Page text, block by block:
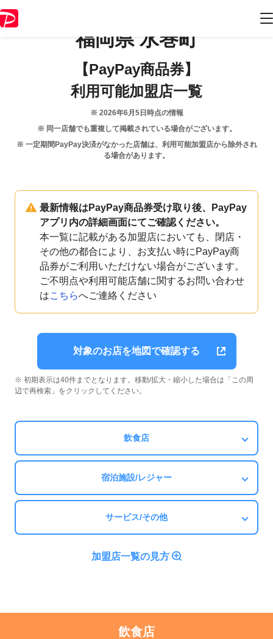
福岡県 水巻町
【PayPay商品券】
利用可能加盟店一覧
※ 2026年6月5日 時点の情報
※ 同一店舗でも重複して掲載されている場合がございます。
※ 一定期間PayPay決済がなかった店舗は、利用可能加盟店から除外され
る場合があります。
最新情報はPayPay商品券受け取り後、PayPay
アプリ内の詳細画面にてご確認ください。
本一覧に記載がある加盟店においても、閉店・
その他の都合により、お支払い時にPayPay商
品券がご利用いただけない場合がございます。
ご不明点や利用可能店舗に関するお問い合わせ
はこちらへご連絡ください
対象のお店を地図で確認する
※ 初期表示は40件までとなります。移動/拡大・縮小した場合は「この周
辺で再検索」をクリックしてください。
飲食店
宿泊施設/レジャー
サービス/その他
加盟店一覧の見方
飲食店